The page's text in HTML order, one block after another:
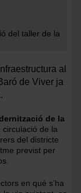
del taller de la
al
de Viver ja
de la
circulació de la
del districte
previst per
en què s’ha